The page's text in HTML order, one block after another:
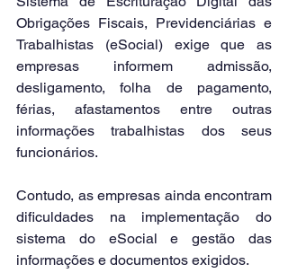
Obrigações Fiscais, Previdenciárias e
Trabalhistas (eSocial) exige que as
empresas informem admissão,
desligamento, folha de pagamento,
férias, afastamentos entre outras
informações trabalhistas dos seus
funcionários.
Contudo, as empresas ainda encontram
dificuldades na implementação do
sistema do eSocial e gestão das
informações e documentos exigidos.